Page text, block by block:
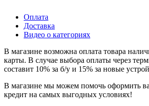
Оплата
Доставка
Видео о категориях
В магазине возможна оплата товара
карты. В случае выбора оплаты через
составит 10% за б/у и 15% за новые
В магазине мы можем помочь оформить
кредит на самых выгодных условиях!